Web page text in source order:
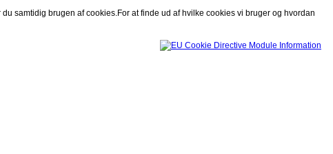
samtidig brugen af cookies.For at finde ud af hvilke cookies vi bruger og hvordan